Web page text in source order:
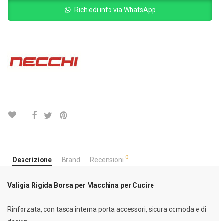
Richiedi info via WhatsApp
Descrizione Brand Recensioni 0
Valigia Rigida Borsa per Macchina per Cucire
Rinforzata, con tasca interna porta accessori, sicura comoda e di